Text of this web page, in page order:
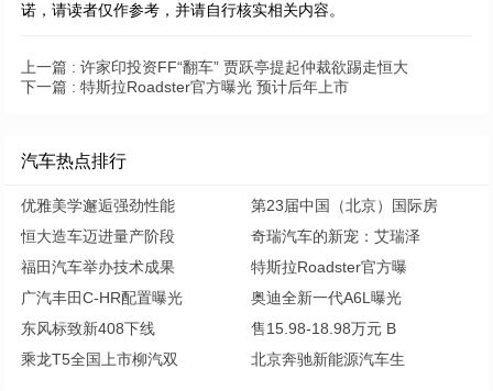
诺，请读者仅作参考，并请自行核实相关内容。
上一篇 : 许家印投资FF“翻车” 贾跃亭提起仲裁欲踢走恒大
下一篇 : 特斯拉Roadster官方曝光 预计后年上市
汽车热点排行
优雅美学邂逅强劲性能
第23届中国（北京）国际房
恒大造车迈进量产阶段
奇瑞汽车的新宠：艾瑞泽
福田汽车举办技术成果
特斯拉Roadster官方曝
广汽丰田C-HR配置曝光
奥迪全新一代A6L曝光
东风标致新408下线
售15.98-18.98万元 B
乘龙T5全国上市柳汽双
北京奔驰新能源汽车生